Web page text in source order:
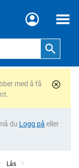
Meny
med å få
du Logg på eller
Lås